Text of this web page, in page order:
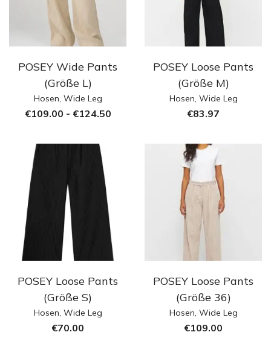
POSEY Wide Pants
(Größe L)
Hosen, Wide Leg
€109.00 - €124.50
POSEY Loose Pants
(Größe M)
Hosen, Wide Leg
€83.97
POSEY Loose Pants
(Größe S)
Hosen, Wide Leg
€70.00
POSEY Loose Pants
(Größe 36)
Hosen, Wide Leg
€109.00